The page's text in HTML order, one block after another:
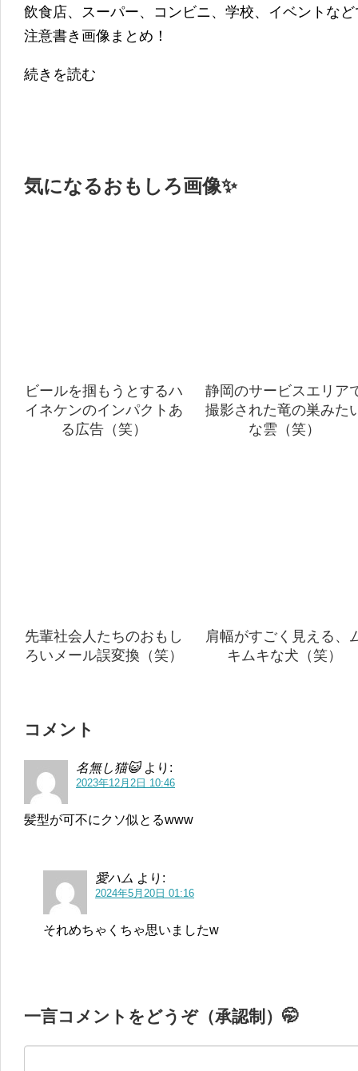
飲食店、スーパー、コンビニ、学校、イベントな
注意書き画像まとめ！
続きを読む
気になるおもしろ画像✨
ビールを掴もうとするハ
イネケンのインパクトあ
る広告（笑）
静岡のサービスエリア
撮影された竜の巣みた
な雲（笑）
先輩社会人たちのおもし
ろいメール誤変換（笑）
肩幅がすごく見える、
キムキな犬（笑）
コメント
名無し猫😺 より:
2023年12月2日 10:46
髪型が可不にクソ似とるwww
愛ハム より:
2024年5月20日 01:16
それめちゃくちゃ思いましたw
一言コメントをどうぞ（承認制）🤭